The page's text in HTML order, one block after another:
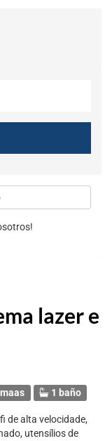
lazer e
1 baño
de alta velocidade,
utensílios de